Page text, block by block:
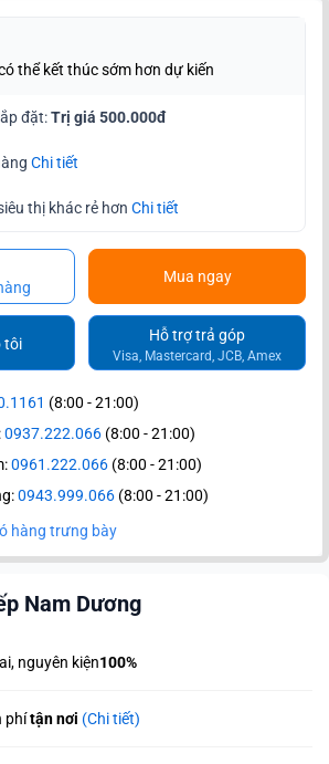
thể kết thúc sớm hơn dự kiến
đặt:Trị giá 500.000đ
Chi tiết
thị khác rẻ hơn Chi tiết
Mua ngay
Hỗ trợ trả góp
Visa, Mastercard, JCB, Amex
tôi
(8:00 - 21:00)
0937.222.066 (8:00 - 21:00)
0961.222.066 (8:00 - 21:00)
0943.999.066 (8:00 - 21:00)
hàng trưng bày
Nam Dương
nguyên kiện100%
phítận nơi (Chi tiết)